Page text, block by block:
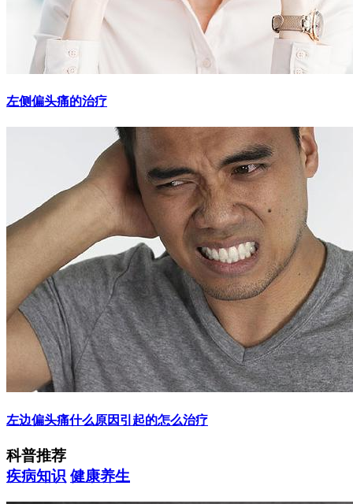
左侧偏头痛的治疗
左边偏头痛什么原因引起的怎么治疗
科普推荐
疾病知识 健康养生